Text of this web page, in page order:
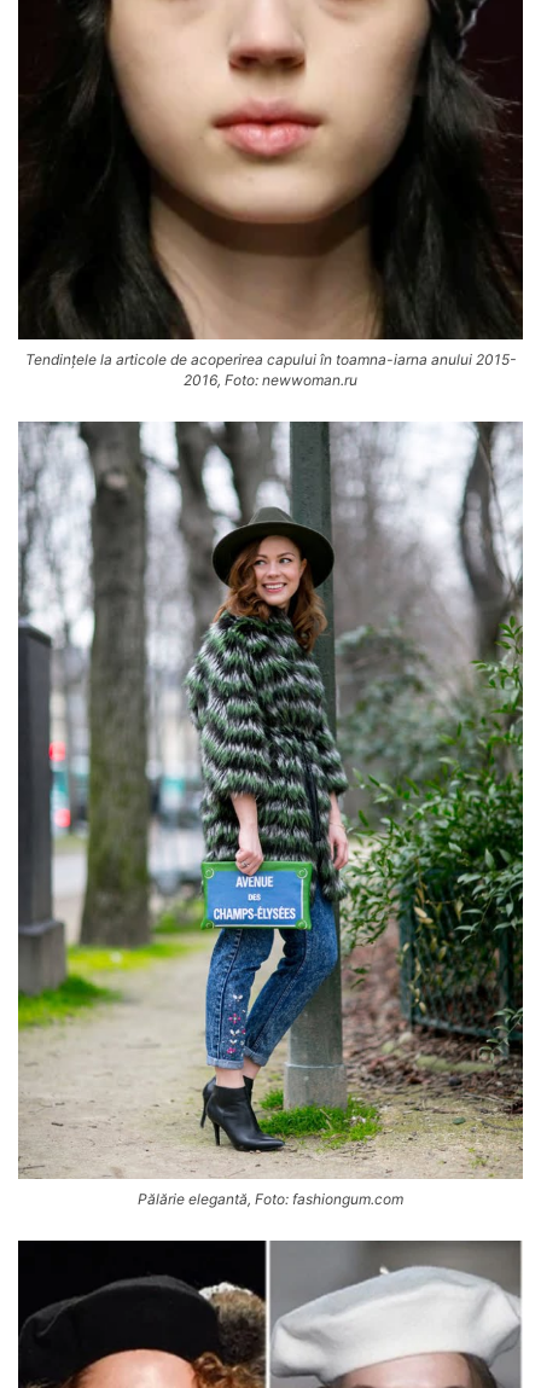
Tendințele la articole de acoperirea capului în toamna-iarna anului 2015-
2016, Foto: newwoman.ru
Pălărie elegantă, Foto: fashiongum.com